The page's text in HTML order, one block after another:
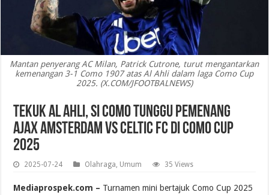
Mantan penyerang AC Milan, Patrick Cutrone, turut mengantarkan
kemenangan 3-1 Como 1907 atas Al Ahli dalam laga Como Cup
2025. (X.COM/JFOOTBALNEWS)
Tekuk Al Ahli, Si Como Tunggu Pemenang
Ajax Amsterdam Vs Celtic FC di Como Cup
2025
2025-07-24 Olahraga Umum 35 Views
Mediaprospek.com – Turnamen mini bertajuk Como Cup 2025